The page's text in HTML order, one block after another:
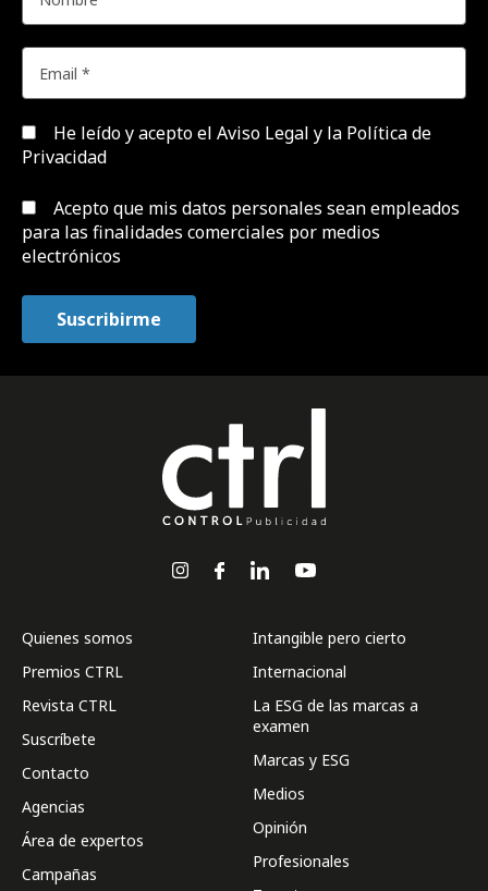
He leído y acepto el Aviso Legal y la Política de
Privacidad
Acepto que mis datos personales sean empleados
para las finalidades comerciales por medios
electrónicos
Quienes somos
Premios CTRL
Revista CTRL
Suscríbete
Contacto
Agencias
Área de expertos
Campañas
Intangible pero cierto
Internacional
La ESG de las marcas a
examen
Marcas y ESG
Medios
Opinión
Profesionales